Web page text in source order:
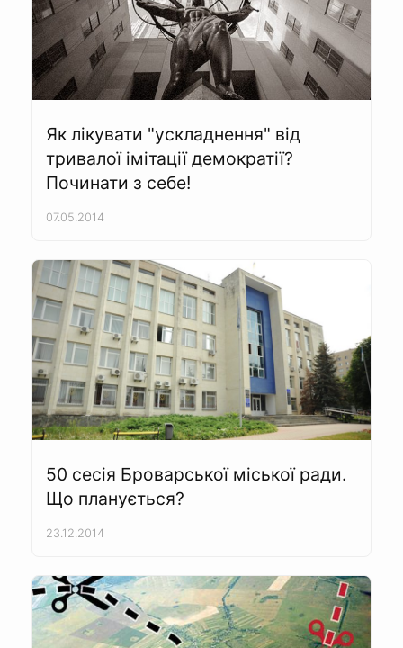
Як лікувати "ускладнення" від
тривалої імітації демократії?
Починати з себе!
07.05.2014
50 сесія Броварської міської ради.
Що планується?
23.12.2014